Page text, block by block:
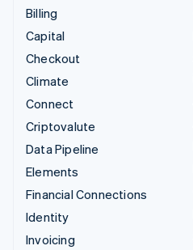
Billing
Capital
Checkout
Climate
Connect
Criptovalute
Data Pipeline
Elements
Financial Connections
Identity
Invoicing